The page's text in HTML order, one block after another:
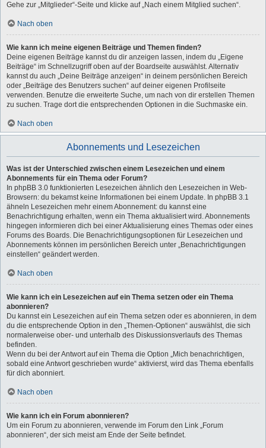
Gehe zur „Mitglieder“-Seite und klicke auf „Nach einem Mitglied suchen“.
Nach oben
Wie kann ich meine eigenen Beiträge und Themen finden?
Deine eigenen Beiträge kannst du dir anzeigen lassen, indem du „Eigene
Beiträge“ im Schnellzugriff oben auf der Boardseite auswählst. Alternativ
kannst du auch „Deine Beiträge anzeigen“ in deinem persönlichen Bereich
oder „Beiträge des Benutzers suchen“ auf deiner eigenen Profilseite
verwenden. Benutze die erweiterte Suche, um nach von dir erstellen Themen
zu suchen. Trage dort die entsprechenden Optionen in die Suchmaske ein.
Nach oben
Abonnements und Lesezeichen
Was ist der Unterschied zwischen einem Lesezeichen und einem
Abonnements für ein Thema oder Forum?
In phpBB 3.0 funktionierten Lesezeichen ähnlich den Lesezeichen in Web-
Browsern: du bekamst keine Informationen bei einem Update. In phpBB 3.1
ähneln Lesezeichen mehr einem Abonnement: du kannst eine
Benachrichtigung erhalten, wenn ein Thema aktualisiert wird. Abonnements
hingegen informieren dich bei einer Aktualisierung eines Themas oder eines
Forums des Boards. Die Benachrichtigungsoptionen für Lesezeichen und
Abonnements können im persönlichen Bereich unter „Benachrichtigungen
einstellen“ geändert werden.
Nach oben
Wie kann ich ein Lesezeichen auf ein Thema setzen oder ein Thema
abonnieren?
Du kannst ein Lesezeichen auf ein Thema setzen oder es abonnieren, in dem
du die entsprechende Option in den „Themen-Optionen“ auswählst, die sich
normalerweise ober- und unterhalb des Diskussionsverlaufs des Themas
befinden.
Wenn du bei der Antwort auf ein Thema die Option „Mich benachrichtigen,
sobald eine Antwort geschrieben wurde“ aktivierst, wird das Thema ebenfalls
für dich abonniert.
Nach oben
Wie kann ich ein Forum abonnieren?
Um ein Forum zu abonnieren, verwende im Forum den Link „Forum
abonnieren“, der sich meist am Ende der Seite befindet.